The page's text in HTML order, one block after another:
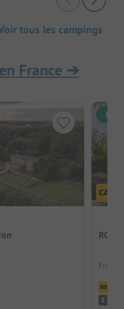
tous les campings
France ➔
RCN
8.9